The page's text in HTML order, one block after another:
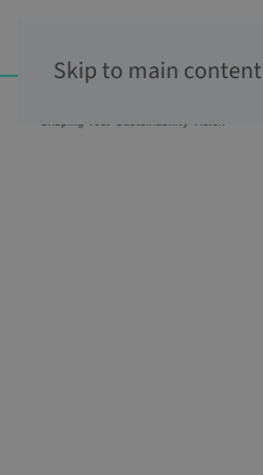
Skip to main content